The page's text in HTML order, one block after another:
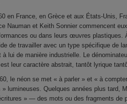
en France, en Grèce et aux États-Unis,
Nauman et Keith Sonnier commencent
ou dans leurs œuvres plastiques.
de travailler avec un type spécifique de
lui de manière industrielle. Le
leur caractère abstrait, tantôt lyrique
le néon se met « à parler » et « à
lumineuses. Quelques années plus tard,
» — des mots ou des fragments de